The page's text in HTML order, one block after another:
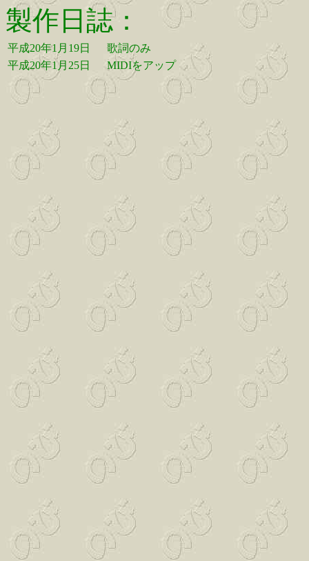
製作日誌：
平成20年1月19日
歌詞のみ
平成20年1月25日
MIDIをアップ